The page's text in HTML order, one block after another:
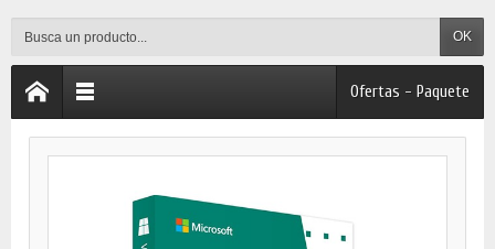
OK
Ofertas - Paquete